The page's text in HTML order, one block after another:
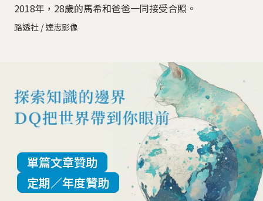
2018年，28歲的馬希和爸爸一同接受合照。
路透社 / 達志影像
單篇文章贊助
定期／年度贊助